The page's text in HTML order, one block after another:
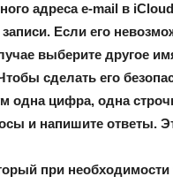
адреса e-mail в
Если его
выберите другое
сделать его
одна цифра, одна
и напишите ответы.
при